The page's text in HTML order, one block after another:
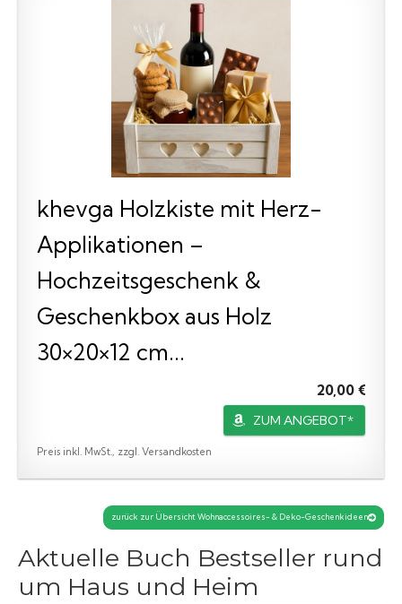
khevga Holzkiste mit Herz-
Applikationen –
Hochzeitsgeschenk &
Geschenkbox aus Holz
30×20×12 cm...
20,00 €
ZUM ANGEBOT*
Preis inkl. MwSt., zzgl. Versandkosten
zurück zur Übersicht Wohnaccessoires- & Deko-Geschenkideen
Aktuelle Buch Bestseller rund
um Haus und Heim